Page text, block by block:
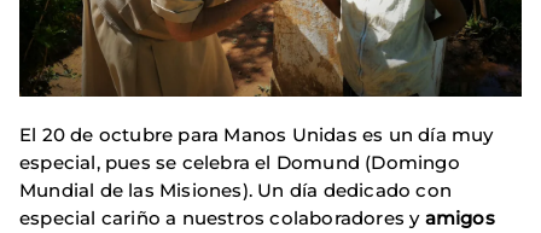
El 20 de octubre para Manos Unidas es un día muy
especial, pues se celebra el Domund (Domingo
Mundial de las Misiones). Un día dedicado con
especial cariño a nuestros colaboradores y amigos